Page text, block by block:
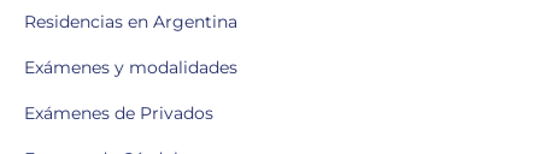
Residencias en Argentina
Exámenes y modalidades
Exámenes de Privados